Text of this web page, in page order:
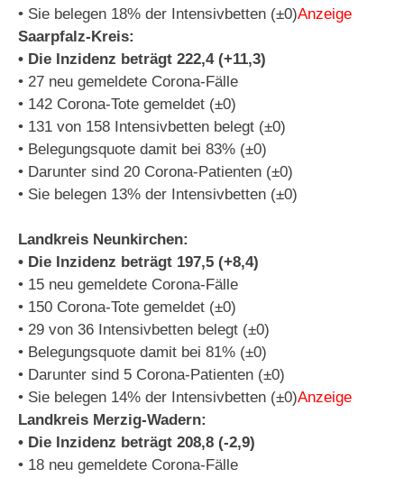
• Sie belegen 18% der Intensivbetten (±0)Anzeige
Saarpfalz-Kreis:
• Die Inzidenz beträgt 222,4 (+11,3)
• 27 neu gemeldete Corona-Fälle
• 142 Corona-Tote gemeldet (±0)
• 131 von 158 Intensivbetten belegt (±0)
• Belegungsquote damit bei 83% (±0)
• Darunter sind 20 Corona-Patienten (±0)
• Sie belegen 13% der Intensivbetten (±0)
Landkreis Neunkirchen:
• Die Inzidenz beträgt 197,5 (+8,4)
• 15 neu gemeldete Corona-Fälle
• 150 Corona-Tote gemeldet (±0)
• 29 von 36 Intensivbetten belegt (±0)
• Belegungsquote damit bei 81% (±0)
• Darunter sind 5 Corona-Patienten (±0)
• Sie belegen 14% der Intensivbetten (±0)Anzeige
Landkreis Merzig-Wadern:
• Die Inzidenz beträgt 208,8 (-2,9)
• 18 neu gemeldete Corona-Fälle